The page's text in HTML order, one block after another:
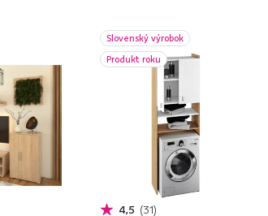
Slovenský výrobok
Produkt roku
4,5 31